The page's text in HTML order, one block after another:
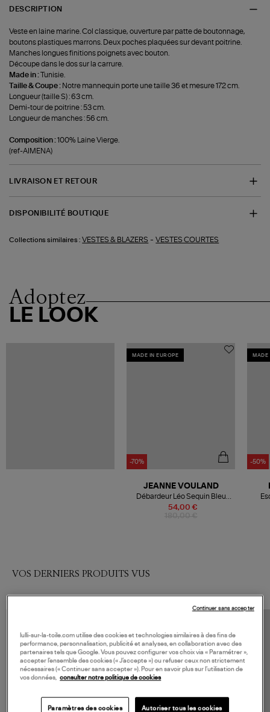
DESCRIPTION
Veste en laine marine. Col classique, ouverture par patte de boutonnage,
boutons plastiques marrons. Deux poches plaquées sur devant poitrine.
Manches longues finitions poignets avec bouton.
Découpe dans le dos sur la carrure.
Made in :Tunisie.
Taille & Coupe : Notre mannequin porte une taille 36 et mesure 172 cm.
Longueur (taille S) : 63 cm.
Demi-tour de poitrine : 53 cm.
Longueur de manches : 56 cm.
Composition :100% Laine Vierge.
(ref-AIMENA)
LIVRAISON ET RETOUR
DISPONIBILITÉ BOUTIQUE
Collections similaires : VESTES & BLAZERS -VESTES COURTES
Adoptez
LE LOOK
MADE IN EUROPE
-70%
54,00 €
JEANNE VOULAND
Débardeur Léo Sequin Bleu
Nuit
MADE
-50%
VOS DERNIERS PRODUITS VUS
lulli-sur-la-toile.com utilise des cookies et technologies similaires à des fins de
performance, personnalisation, publicité et analyses, en collaboration avec des
partenaires tels que Google. Vous pouvez configurer vos choix via « Paramétrer »,
accepter l’ensemble des cookies (« J’accepte ») ou refuser ceux non strictement
nécessaires (« Continuer sans accepter »). Pour en savoir plus sur l’utilisation de
vos données, consulter notre politique de cookies
Paramètres des cookies Autoriser tous les cookies
Continuer sans accepter